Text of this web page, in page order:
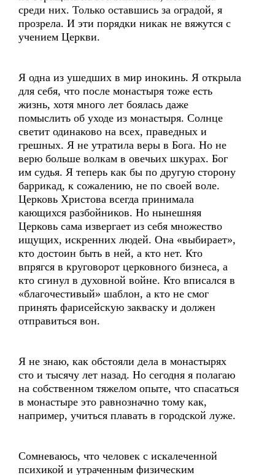
среди них. Только оставшись за оградой, я
прозрела. И эти порядки никак не вяжутся с
учением Церкви.
Я одна из ушедших в мир инокинь. Я открыла
для себя, что после монастыря тоже есть
жизнь, хотя много лет боялась даже
помыслить об уходе из монастыря. Солнце
светит одинаково на всех, праведных и
грешных. Я не утратила веры в Бога. Но не
верю больше волкам в овечьих шкурах. Бог
им судья. Я теперь как бы по другую сторону
баррикад, к сожалению, не по своей воле.
Церковь Христова всегда принимала
кающихся разбойников. Но нынешняя
Церковь сама извергает из себя множество
ищущих, искренних людей. Она «выбирает»,
кто достоин быть в ней, а кто нет. Кто
впрягся в круговорот церковного бизнеса, а
кто сгинул в духовной войне. Кто вписался в
«благочестивый» шаблон, а кто не смог
принять фарисейскую закваску и должен
отправиться вон.
Я не знаю, как обстояли дела в монастырях
сто и тысячу лет назад. Но сегодня я полагаю
на собственном тяжелом опыте, что спасаться
в монастыре это равнозначно тому как,
например, учиться плавать в городской луже.
Сомневаюсь, что человек с искалеченной
психикой и утраченным физическим